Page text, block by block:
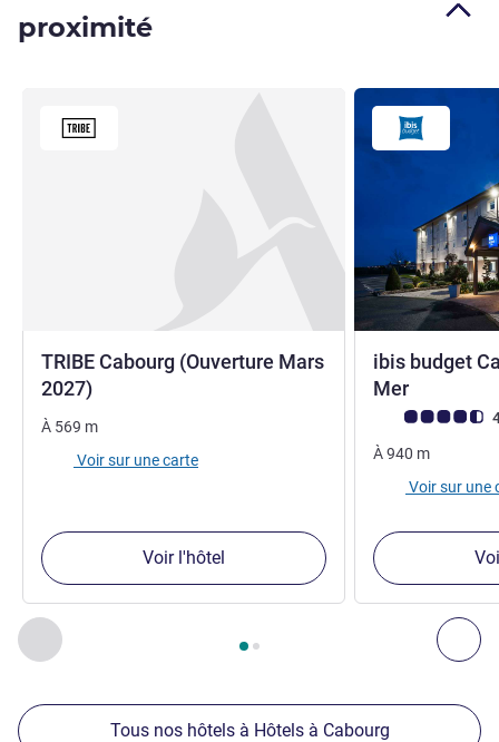
proximité
Précédent - Nos autres établissements à proximité
Page , Nos autres établissements à proximité 1 :,
TRIBE Cabourg (Ouverture Mars
2027)
À 569 m
Voir sur une carte
Voir l'hôtel
ibis budget
Mer
Note Avis clients
À940 m
Voir sur une
Tous nos hôtels à Hôtels à Cabourg